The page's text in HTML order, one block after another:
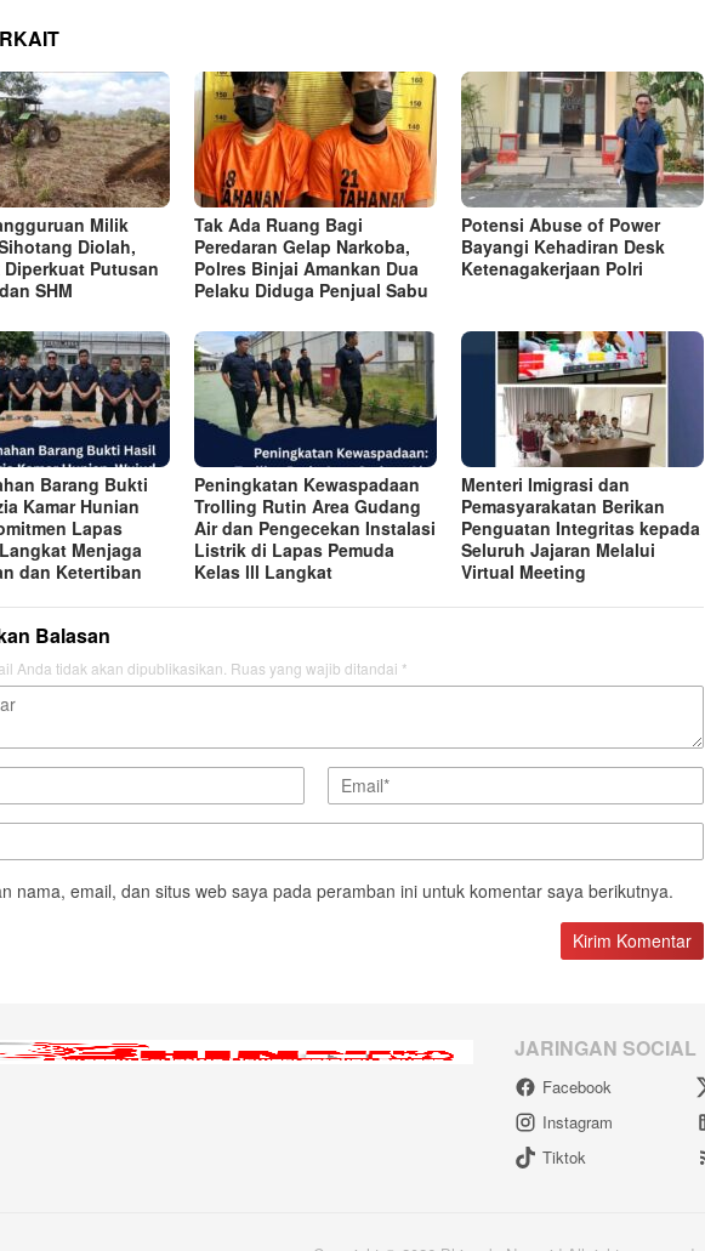
Milik
Diolah,
Diperkuat Putusan
SHM
Tak Ada Ruang Bagi
Peredaran Gelap Narkoba,
Polres Binjai Amankan Dua
Pelaku Diduga Penjual Sabu
Potensi Abuse of Power
Bayangi Kehadiran Desk
Ketenagakerjaan Polri
Barang Bukti
Kamar Hunian
Lapas
Menjaga
dan Ketertiban
Peningkatan Kewaspadaan
Trolling Rutin Area Gudang
Air dan Pengecekan Instalasi
Listrik di Lapas Pemuda
Kelas lll Langkat
Menteri Imigrasi dan
Pemasyarakatan Berikan
Penguatan Integritas kepada
Seluruh Jajaran Melalui
Virtual Meeting
Balasan
Anda tidak akan dipublikasikan. Ruas yang wajib ditandai *
nama, email, dan situs web saya pada peramban ini untuk komentar saya berikutnya.
JARINGAN SOCIAL
Facebook
Instagram
Tiktok